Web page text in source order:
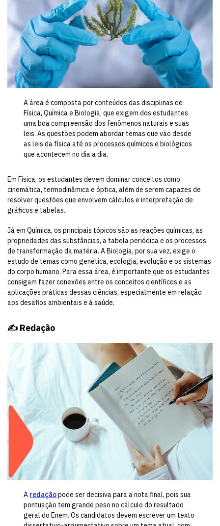
A área é composta por conteúdos das disciplinas de
Física, Química e Biologia, que exigem dos estudantes
uma boa compreensão dos fenômenos naturais e suas
leis. As questões podem abordar temas que vão desde
as leis da física até os processos químicos e biológicos
que acontecem no dia a dia.
Em Física, os estudantes devem dominar conceitos como
cinemática, termodinâmica e óptica, além de serem capazes de
resolver questões que envolvem cálculos e interpretação de
gráficos e tabelas.
Já em Química, os principais tópicos são as reações químicas, as
propriedades das substâncias, a tabela periódica e os processos
de transformação da matéria. A Biologia, por sua vez, exige o
estudo de temas como genética, ecologia, evolução e os sistemas
do corpo humano. Para essa área, é importante que os estudantes
consigam fazer conexões entre os conceitos científicos e as
aplicações práticas dessas ciências, especialmente em relação
aos desafios ambientais e à saúde.
✍️ Redação
A redaçãopode ser decisiva para a nota final, pois sua
pontuação tem grande peso no cálculo do resultado
geral do Enem. Os candidatos devem escrever um texto